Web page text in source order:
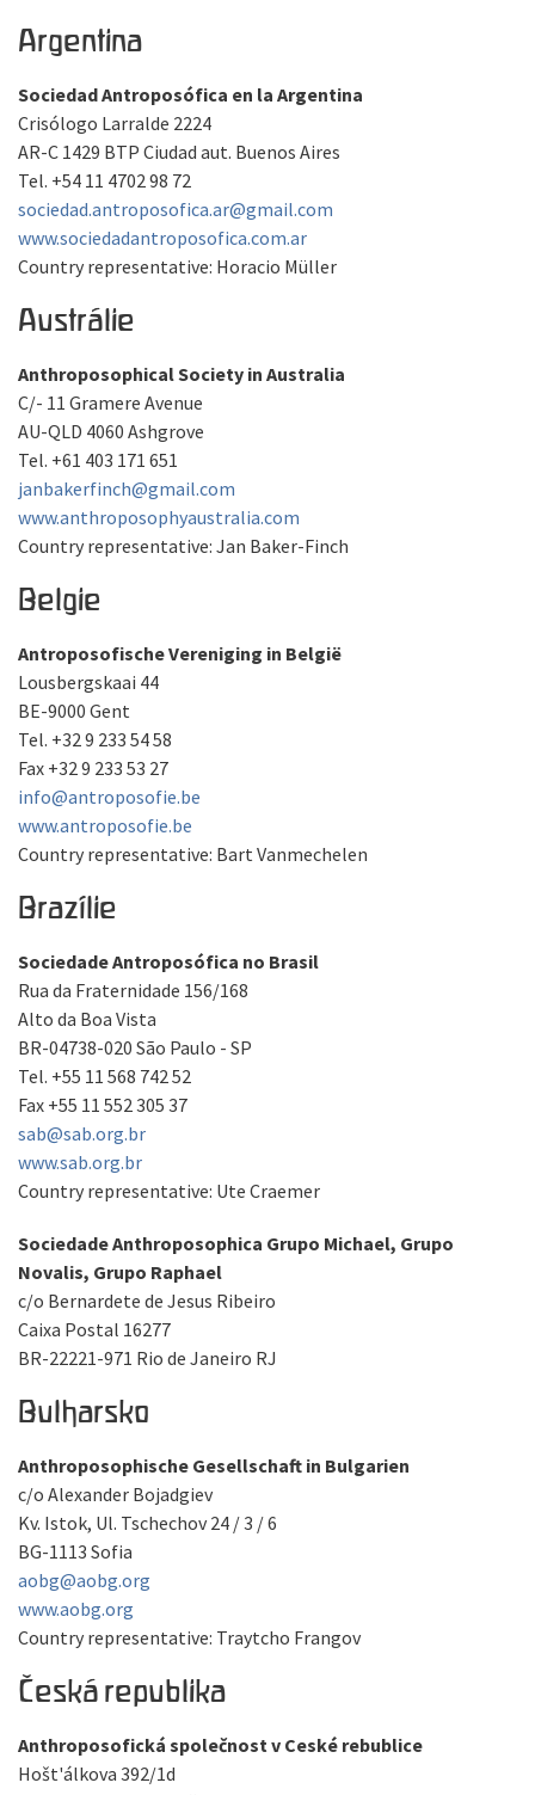
Argentina
Sociedad Antroposófica en la Argentina
Crisólogo Larralde 2224
AR-C 1429 BTP Ciudad aut. Buenos Aires
Tel. +54 11 4702 98 72
sociedad.antroposofica.ar@gmail.com
www.sociedadantroposofica.com.ar
Country representative: Horacio Müller
Austrálie
Anthroposophical Society in Australia
C/- 11 Gramere Avenue
AU-QLD 4060 Ashgrove
Tel. +61 403 171 651
janbakerfinch@gmail.com
www.anthroposophyaustralia.com
Country representative: Jan Baker-Finch
Belgie
Antroposofische Vereniging in België
Lousbergskaai 44
BE-9000 Gent
Tel. +32 9 233 54 58
Fax +32 9 233 53 27
info@antroposofie.be
www.antroposofie.be
Country representative: Bart Vanmechelen
Brazílie
Sociedade Antroposófica no Brasil
Rua da Fraternidade 156/168
Alto da Boa Vista
BR-04738-020 São Paulo - SP
Tel. +55 11 568 742 52
Fax +55 11 552 305 37
sab@sab.org.br
www.sab.org.br
Country representative: Ute Craemer
Sociedade Anthroposophica Grupo Michael, Grupo
Novalis, Grupo Raphael
c/o Bernardete de Jesus Ribeiro
Caixa Postal 16277
BR-22221-971 Rio de Janeiro RJ
Bulharsko
Anthroposophische Gesellschaft in Bulgarien
c/o Alexander Bojadgiev
Kv. Istok, Ul. Tschechov 24 / 3 / 6
BG-1113 Sofia
aobg@aobg.org
www.aobg.org
Country representative: Traytcho Frangov
Česká republika
Anthroposofická společnost v Ceské rebublice
Hošt'álkova 392/1d